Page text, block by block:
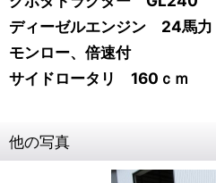
ディーゼルエンジン 24馬力
モンロー、倍速付
サイドロータリ 160ｃｍ
他の写真